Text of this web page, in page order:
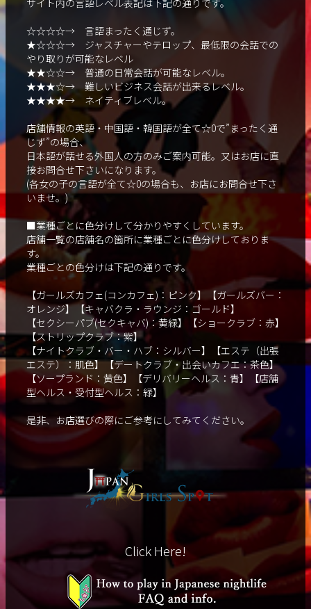
サイト内の言語レベル表記は下記の通りです。
☆☆☆☆→ 言語まったく通じず。
★☆☆☆→ ジャスチャーやテロップ、最低限の会話での
やり取りが可能なレベル
★★☆☆→ 普通の日常会話が可能なレベル。
★★★☆→ 難しいビジネス会話が出来るレベル。
★★★★→ ネイティブレベル。
店舗情報の英語・中国語・韓国語が全て☆0で”まったく通
じず”の場合、
日本語が話せる外国人の方のみご案内可能。又はお店に直
接お問合せ下さいになります。
(各女の子の言語が全て☆0の場合も、お店にお問合せ下さ
いませ。)
■業種ごとに色分けして分かりやすくしています。
店舗一覧の店舗名の箇所に業種ごとに色分けしておりま
す。
業種ごとの色分けは下記の通りです。
【ガールズカフェ(コンカフェ)：ピンク】【ガールズバー：
オレンジ】【キャバクラ・ラウンジ：ゴールド】
【セクシーパブ(セクキャバ)：黄緑】【ショークラブ：赤】
【ストリップクラブ：紫】
【ナイトクラブ・バー・ハブ：シルバー】【エステ（出張
エステ）：肌色】【デートクラブ・出会いカフエ：茶色】
【ソープランド：黄色】【デリバリーヘルス：青】【店舗
型ヘルス・受付型ヘルス：緑】
是非、お店選びの際にご参考にしてみてください。
Click Here!